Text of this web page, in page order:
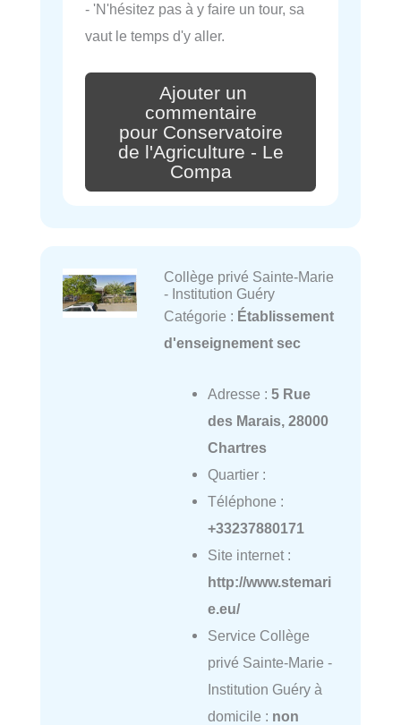
- 'N'hésitez pas à y faire un tour, sa
vaut le temps d'y aller.
Ajouter un
commentaire
pour Conservatoire
de l'Agriculture - Le
Compa
Collège privé Sainte-Marie
- Institution Guéry
Catégorie : Établissement
d'enseignement sec
Adresse : 5 Rue
des Marais, 28000
Chartres
Quartier :
Téléphone :
+33237880171
Site internet :
http://www.stemari
e.eu/
Service Collège
privé Sainte-Marie -
Institution Guéry à
domicile : non